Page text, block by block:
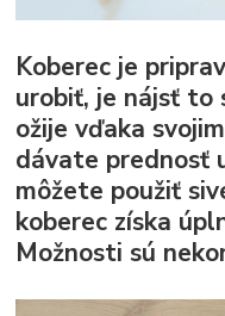
Koberec je
urobiť, je nájsť to
ožije vďaka
dávate prednosť
môžete použiť
koberec získa
Možnosti sú